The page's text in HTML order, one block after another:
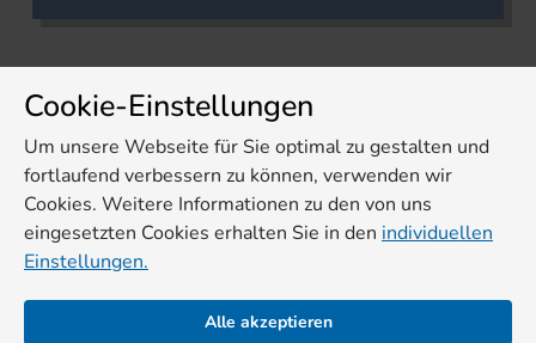
Cookie-Einstellungen
Um unsere Webseite für Sie optimal zu gestalten und
fortlaufend verbessern zu können, verwenden wir
Cookies. Weitere Informationen zu den von uns
eingesetzten Cookies erhalten Sie in den individuellen
Einstellungen.
Alle akzeptieren